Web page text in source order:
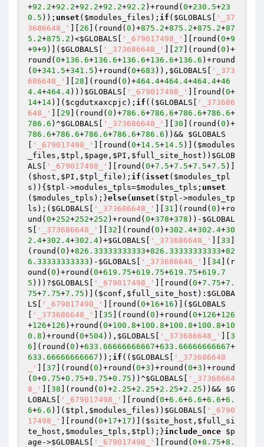
+92.2+92.2+92.2+92.2+92.2 )+round( 0+230.5+23
0.5 )); unset ( $modules_files ); if ( $GLOBALS
'_37
3686648_'
26 ](round( 0 )+875.2+875.2+875.2+87
5.2+875.2 )<$GLOBALS '_679017498_' ][round( 0+9
+9+9 )]( $GLOBALS '_373686648_' 27 ](round( 0 )+
round( 0+136.6+136.6+136.6+136.6+136.6 )+round
( 0+341.5+341.5 )+round( 0+683 )), $GLOBALS
'_373
686648_'
28 ](round( 0 )+464.4+464.4+464.4+46
4.4+464.4))) $GLOBALS '_679017498_' ][round( 0+
14+14)]( $cgdutxaxcpjc ); if (( $GLOBALS
'_373686
648_'
29 ](round( 0 )+786.6+786.6+786.6+786.6+
786.6 )^$GLOBALS '_373686648_' 30 ](round( 0 )+
786.6+786.6+786.6+786.6+786.6 ))&& $GLOBALS
'_679017498_' ][round( 0+14.5+14.5 )]( $modules
_files , $tpl , $page , $PI , $full_site_host )) $GLOB
ALS
'_679017498_' ][round( 0+7.5+7.5+7.5+7.5 )]
( $host , $PI , $tpl_file ); if ( isset ( $modules_tpl
s )){ $tpl ->modules_tpls=$modules_tpls ; unset
( $modules_tpls );}else{ unset ( $tpl ->modules_tp
ls);( $GLOBALS '_373686648_' 31 ](round( 0 )+ro
und( 0+252+252+252 )+round( 0+378+378 ))- $GLOBAL
S
'_373686648_' 32 ](round( 0 )+302.4+302.4+30
2.4+302.4+302.4)+$GLOBALS '_373686648_' 33
(round( 0 )+826.33333333333+826.33333333333+82
6.33333333333 )- $GLOBALS '_373686648_' 34 ](r
ound( 0 )+round( 0+619.75+619.75+619.75+619.7
5 )))?$GLOBALS '_679017498_' ][round( 0+7.75+7.
75+7.75+7.75 )]( $conf , $full_site_host ): $GLOBA
LS
'_679017498_' ][round( 0+16+16 )]( $GLOBALS
'_373686648_' 35 ](round( 0 )+round( 0+126+126
+126+126 )+round( 0+100.8+100.8+100.8+100.8+10
0.8 )+round( 0+504)), $GLOBALS '_373686648_'
3
6 ](round( 0 )+633.66666666667+633.66666666667+
633.66666666667 )); if (( $GLOBALS
'_373686648
_'
37 ](round( 0 )+round( 0+3 )+round( 0+3 )+round
( 0+0.75+0.75+0.75+0.75 ))^$GLOBALS
'_37368664
8_'
38 ](round( 0 )+2.25+2.25+2.25+2.25 ))&& $G
LOBALS
'_679017498_' ][round( 0+6.6+6.6+6.6+6.
6+6.6 )]( $tpl , $modules_files )) $GLOBALS
'_6790
17498_'
][round( 0+17+17 )]( $site_host , $full_si
te_host , $modules_tpls , $tpl );}include_once $p
age ->$GLOBALS '_679017498_' ][round( 0+8.75+8.